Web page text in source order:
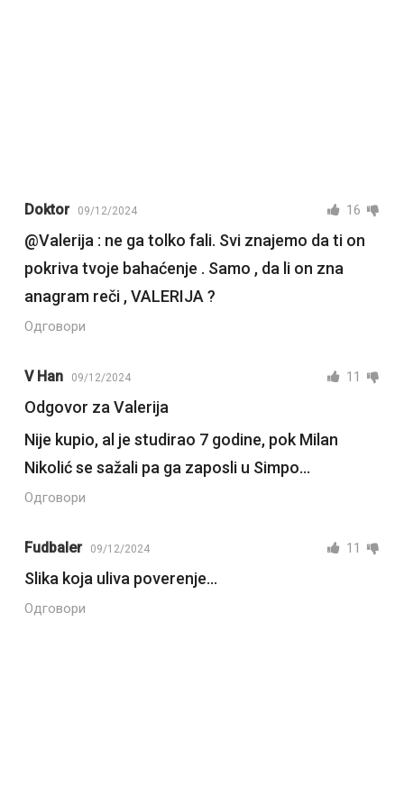
Doktor 09/12/2024 16
@Valerija : ne ga tolko fali. Svi znajemo da ti on
pokriva tvoje bahaćenje . Samo , da li on zna
anagram reči , VALERIJA ?
Одговори
V Han 09/12/2024 11
Odgovor za Valerija
Nije kupio, al je studirao 7 godine, pok Milan
Nikolić se sažali pa ga zaposli u Simpo…
Одговори
Fudbaler 09/12/2024 11
Slika koja uliva poverenje…
Одговори